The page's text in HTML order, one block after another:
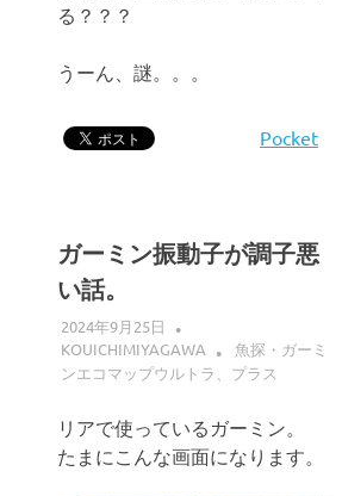
る？？？
うーん、謎。。。
Pocket
ガーミン振動子が調子悪
い話。
2024年9月25日
KOUICHIMIYAGAWA
魚探・ガーミ
ンエコマップウルトラ、プラス
リアで使っているガーミン。
たまにこんな画面になります。